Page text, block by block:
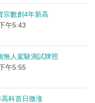
宗數創4年新高
午5:43
無人駕駛測試牌照
午5:55
高科首日微涨